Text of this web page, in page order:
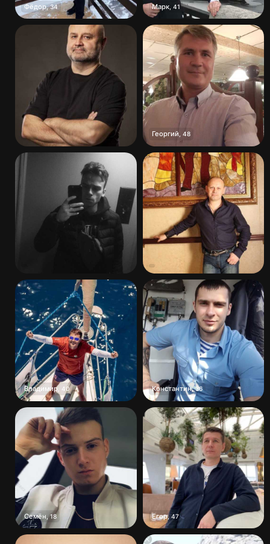
Фёдор,34 Марк, 41
Георгий 48
Владимир 40 Константин,36
Семён ,18 Егор, 47